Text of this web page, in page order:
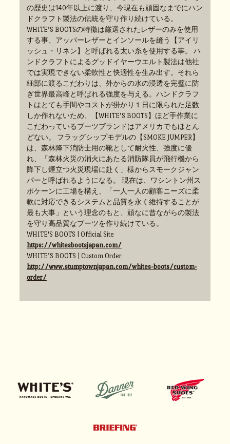
の歴史は140年以上に渡り、今現在も頑固なまでにハン
ドクラフト製法の伝統を守り作り続けている。
WHITE’S BOOTSの特徴は厳選されたレザーのみを使用
する事、アッパーレザーとインソールを縫う【アイリ
ッシュ・リネン】と呼ばれる太い糸を使用する事。 ハ
ンドクラフトによるグッドイヤーウエルト製法は他社
では実現できない柔軟性と快適性を生み出す。それら
細部に渡るこだわりは、外からの水の浸透を完璧に防
ぎ世界最高峰と呼ばれる強度を与える。ハンドクラフ
トはとても手間やコストが掛かり１日に限られた足数
しか作れないため、【WHITE’S BOOTS】ほど手作業に
こだわっているブーツブランドはアメリカでもほとん
どない。 フラッグシップモデルの【SMOKE JUMPER】
は、森林降下消防士用の靴として耐火性、強度に優
れ、「森林火災の消火にあたる消防隊員が飛行機から
降下し煙立つ火災現場に赴く」様からスモークジャン
パーと呼ばれるようになる。 現在は、ワシントン州ス
ポケーンに工場を構え、「一人一人の顧客ニーズに柔
軟に対応できるシステムと品質を永く維持することが
最も大事」という理念のもと、頑なに昔ながらの製法
を守り高品質なブーツを作り続けている。
WHITE'S BOOTS | Official Site
https://whitesbootsjapan.com/
WHITE’S BOOTS | Custom Order
http://www.stumptownjapan.com/whites-boots/custom-
order/